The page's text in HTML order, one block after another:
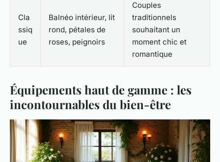
Cla
ssiq
ue
Balnéo intérieur, lit
rond, pétales de
roses, peignoirs
Couples
traditionnels
souhaitant un
moment chic et
romantique
Équipements haut de gamme : les
incontournables du bien-être